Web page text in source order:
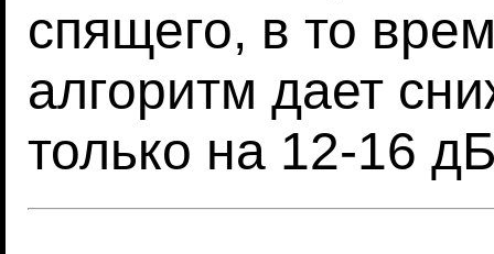
спящего, в то
алгоритм дает
только на 12-16